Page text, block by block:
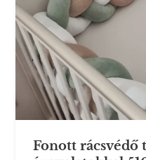
Fonott rácsvédő